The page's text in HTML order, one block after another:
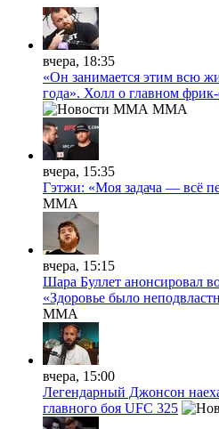
вчера, 18:35
«Он занимается этим всю
года». Холл о главном
MMA
вчера, 15:35
Гэтжи: «Моя задача — всё
MMA
вчера, 15:15
Шара Буллет анонсировал
«Здоровье было
MMA
вчера, 15:00
Легендарный Джонсон
главного боя UFC 325